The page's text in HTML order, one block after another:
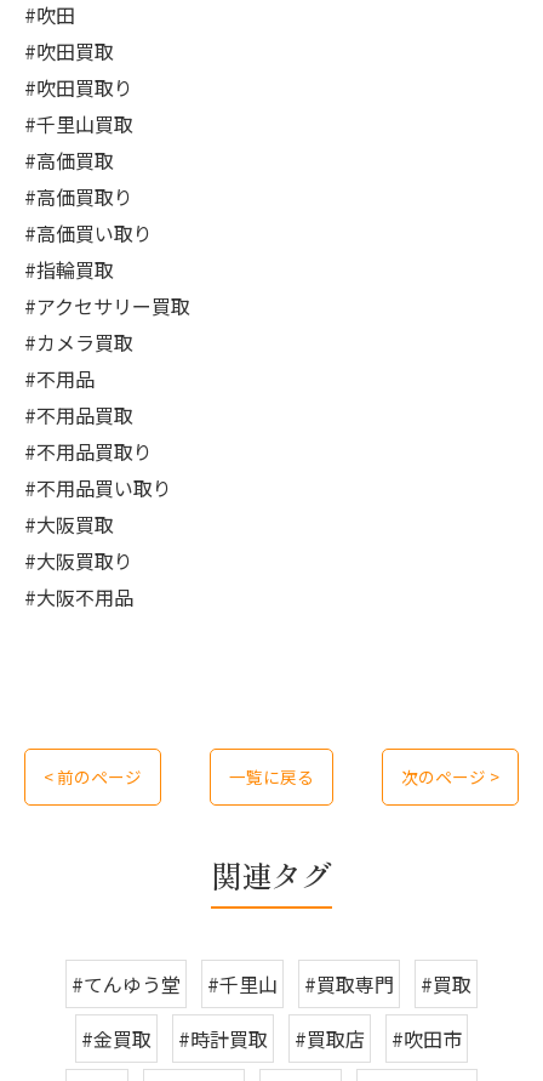
#吹田
#吹田買取
#吹田買取り
#千里山買取
#高価買取
#高価買取り
#高価買い取り
#指輪買取
#アクセサリー買取
#カメラ買取
#不用品
#不用品買取
#不用品買取り
#不用品買い取り
#大阪買取
#大阪買取り
#大阪不用品
< 前のページ 一覧に戻る 次のページ >
関連タグ
#てんゆう堂 #千里山 #買取専門
#買取
#金買取
#時計買取 #買取店
#吹田市